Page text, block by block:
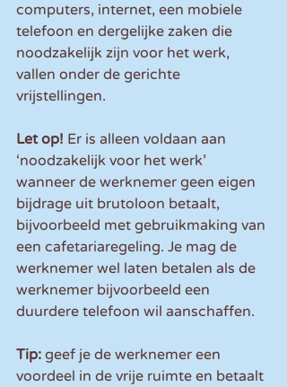
computers, internet, een mobiele
telefoon en dergelijke zaken die
noodzakelijk zijn voor het werk,
vallen onder de gerichte
vrijstellingen.
Let op! Er is alleen voldaan aan
‘noodzakelijk voor het werk’
wanneer de werknemer geen eigen
bijdrage uit brutoloon betaalt,
bijvoorbeeld met gebruikmaking van
een cafetariaregeling. Je mag de
werknemer wel laten betalen als de
werknemer bijvoorbeeld een
duurdere telefoon wil aanschaffen.
Tip: geef je de werknemer een
voordeel in de vrije ruimte en betaalt